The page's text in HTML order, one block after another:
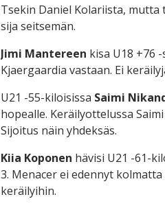
Tsekin Daniel Kolariista,
sija seitsemän.
Jimi Mantereen kisa U18 +76
Kjaergaardia vastaan. Ei
U21 -55-kiloisissa Saimi
hopealle. Keräilyottelussa
Sijoitus näin yhdeksäs.
Kiia Koponen hävisi U21 -61-
3. Menacer ei edennyt
keräilyihin.